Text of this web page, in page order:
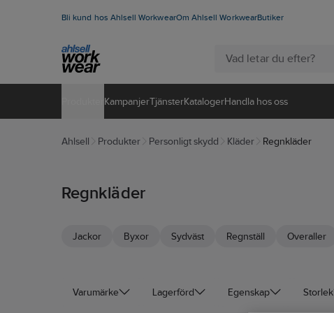
Bli kund hos Ahlsell WorkwearOm Ahlsell WorkwearButiker
KampanjerTjänsterKatalogerHandla hos oss
Ahlsell Produkter Personligt skydd Kläder Regnkläder
Regnkläder
Jackor Byxor Sydväst Regnställ Overaller
Varumärke Lagerförd Egenskap Storlek